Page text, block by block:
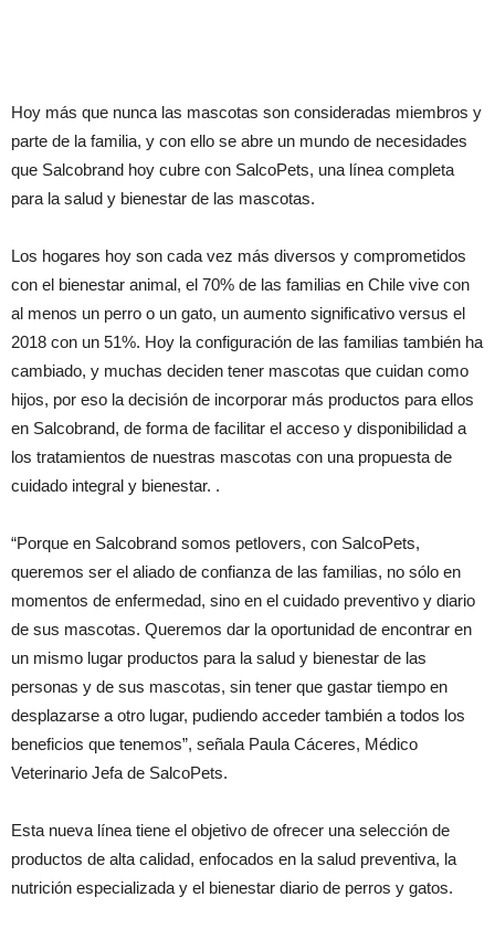
Hoy más que nunca las mascotas son consideradas miembros y
parte de la familia, y con ello se abre un mundo de necesidades
que Salcobrand hoy cubre con SalcoPets, una línea completa
para la salud y bienestar de las mascotas.
Los hogares hoy son cada vez más diversos y comprometidos
con el bienestar animal, el 70% de las familias en Chile vive con
al menos un perro o un gato, un aumento significativo versus el
2018 con un 51%. Hoy la configuración de las familias también ha
cambiado, y muchas deciden tener mascotas que cuidan como
hijos, por eso la decisión de incorporar más productos para ellos
en Salcobrand, de forma de facilitar el acceso y disponibilidad a
los tratamientos de nuestras mascotas con una propuesta de
cuidado integral y bienestar. .
“Porque en Salcobrand somos petlovers, con SalcoPets,
queremos ser el aliado de confianza de las familias, no sólo en
momentos de enfermedad, sino en el cuidado preventivo y diario
de sus mascotas. Queremos dar la oportunidad de encontrar en
un mismo lugar productos para la salud y bienestar de las
personas y de sus mascotas, sin tener que gastar tiempo en
desplazarse a otro lugar, pudiendo acceder también a todos los
beneficios que tenemos”, señala Paula Cáceres, Médico
Veterinario Jefa de SalcoPets.
Esta nueva línea tiene el objetivo de ofrecer una selección de
productos de alta calidad, enfocados en la salud preventiva, la
nutrición especializada y el bienestar diario de perros y gatos.